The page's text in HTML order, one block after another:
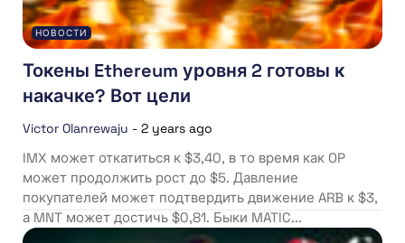
НОВОСТИ
Токены Ethereum уровня 2 готовы к
накачке? Вот цели
Victor Olanrewaju - 2 years ago
IMX может откатиться к $3,40, в то время как OP
может продолжить рост до $5. Давление
покупателей может подтвердить движение ARB к $3,
а MNT может достичь $0,81. Быки MATIC...